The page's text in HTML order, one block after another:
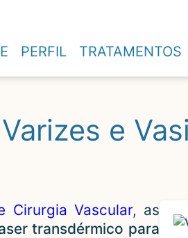
PERFIL TRATAMENTOS
e
Cirurgia Vascular, as
transdérmico para